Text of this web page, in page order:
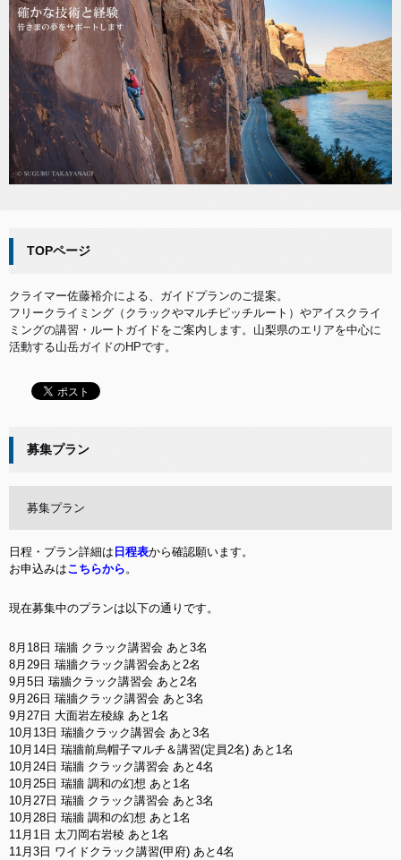
TOPページ
クライマー佐藤裕介による、ガイドプランのご提案。
フリークライミング（クラックやマルチピッチルート）やアイスクライ
ミングの講習・ルートガイドをご案内します。山梨県のエリアを中心に
活動する山岳ガイドのHPです。
募集プラン
募集プラン
日程・プラン詳細は 日程表から確認願います。
お申込みはこちらから。
現在募集中のプランは以下の通りです。
8月18日 瑞牆 クラック講習会 あと3名
8月29日 瑞牆クラック講習会あと2名
9月5日 瑞牆クラック講習会 あと2名
9月26日 瑞牆クラック講習会 あと3名
9月27日 大面岩左稜線 あと1名
10月13日 瑞牆クラック講習会 あと3名
10月14日 瑞牆前烏帽子マルチ＆講習(定員2名) あと1名
10月24日 瑞牆 クラック講習会 あと4名
10月25日 瑞牆 調和の幻想 あと1名
10月27日 瑞牆 クラック講習会 あと3名
10月28日 瑞牆 調和の幻想 あと1名
11月1日 太刀岡右岩稜 あと1名
11月3日 ワイドクラック講習(甲府) あと4名